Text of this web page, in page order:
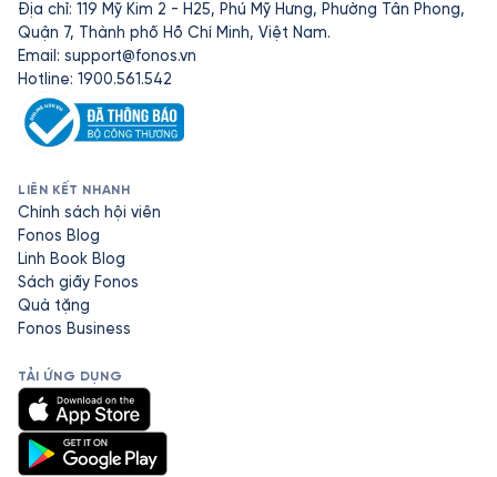
Địa chỉ: 119 Mỹ Kim 2 - H25, Phú Mỹ Hưng, Phường Tân Phong,
Quận 7, Thành phố Hồ Chí Minh, Việt Nam.
Email: support@fonos.vn
Hotline: 1900.561.542
LIÊN KẾT NHANH
Chính sách hội viên
Fonos Blog
Linh Book Blog
Sách giấy Fonos
Quà tặng
Fonos Business
TẢI ỨNG DỤNG